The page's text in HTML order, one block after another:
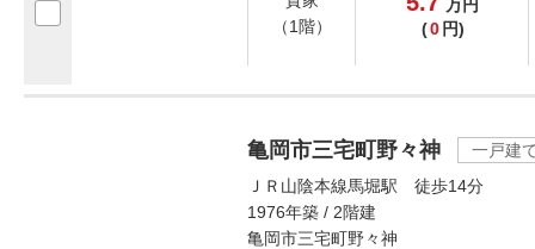
（1階）
万円
(0 円)
亀岡市三宅町野々神
一戸建
ＪＲ山陰本線馬堀駅 徒歩14分
1976年築 / 2階建
亀岡市三宅町野々神